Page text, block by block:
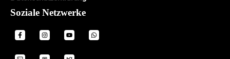
Soziale Netzwerke